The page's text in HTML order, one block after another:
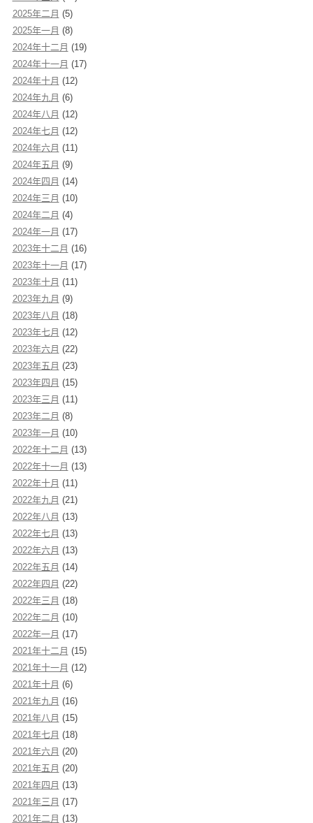
2025年二月 (5)
2025年一月 (8)
2024年十二月 (19)
2024年十一月 (17)
2024年十月 (12)
2024年九月 (6)
2024年八月 (12)
2024年七月 (12)
2024年六月 (11)
2024年五月 (9)
2024年四月 (14)
2024年三月 (10)
2024年二月 (4)
2024年一月 (17)
2023年十二月 (16)
2023年十一月 (17)
2023年十月 (11)
2023年九月 (9)
2023年八月 (18)
2023年七月 (12)
2023年六月 (22)
2023年五月 (23)
2023年四月 (15)
2023年三月 (11)
2023年二月 (8)
2023年一月 (10)
2022年十二月 (13)
2022年十一月 (13)
2022年十月 (11)
2022年九月 (21)
2022年八月 (13)
2022年七月 (13)
2022年六月 (13)
2022年五月 (14)
2022年四月 (22)
2022年三月 (18)
2022年二月 (10)
2022年一月 (17)
2021年十二月 (15)
2021年十一月 (12)
2021年十月 (6)
2021年九月 (16)
2021年八月 (15)
2021年七月 (18)
2021年六月 (20)
2021年五月 (20)
2021年四月 (13)
2021年三月 (17)
2021年二月 (13)